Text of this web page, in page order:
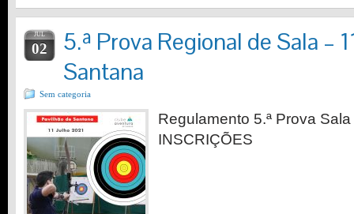
JUL
02
5.ª Prova Regional de Sala –
Santana
Sem categoria
Regulamento 5.ª Prova
INSCRIÇÕES